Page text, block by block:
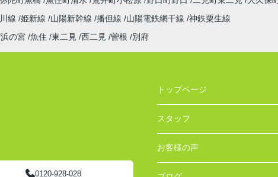
線 姫新線 山陽新幹線 播但線 山陽電鉄網干線 神鉄粟生線
浜の宮 魚住 東二見 西二見 曽根 別府
0120-928-028
トップページ
スタッフ
お客様の声